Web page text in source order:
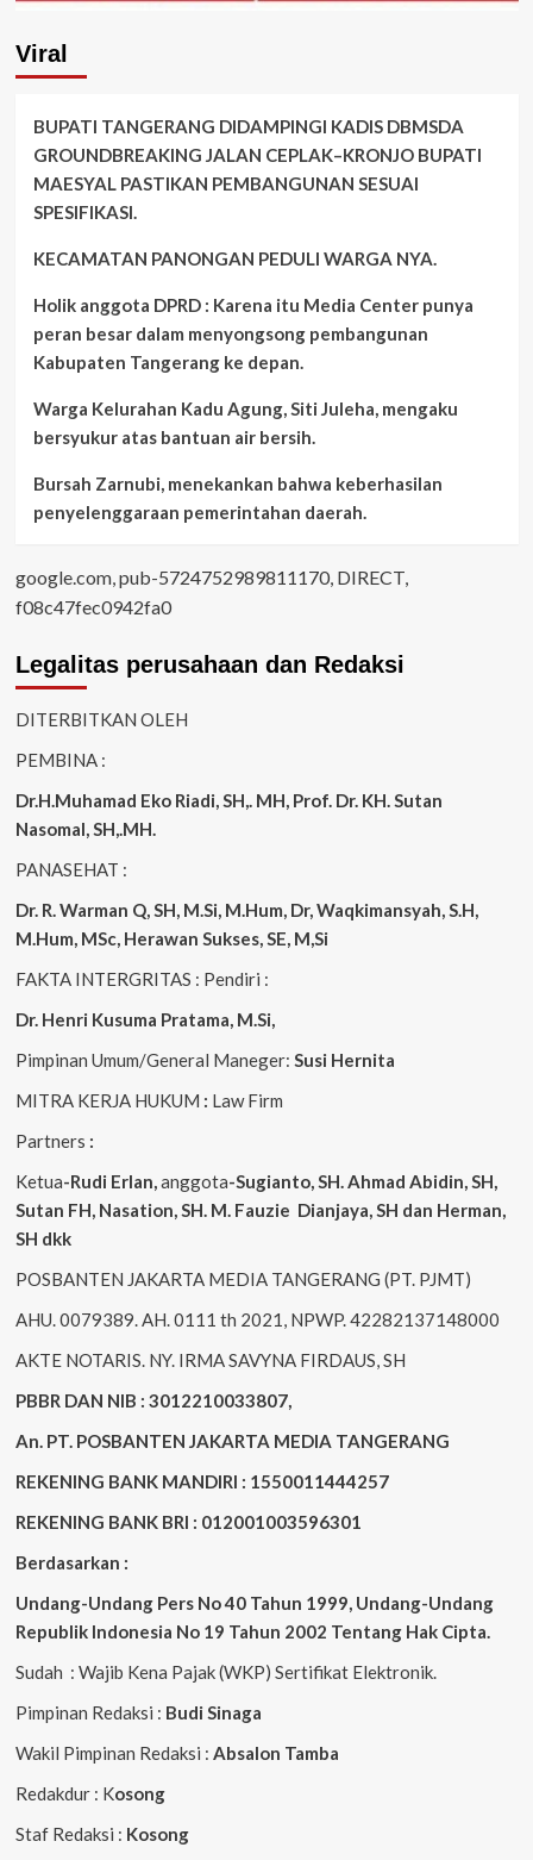
Viral
BUPATI TANGERANG DIDAMPINGI KADIS DBMSDA
GROUNDBREAKING JALAN CEPLAK–KRONJO BUPATI
MAESYAL PASTIKAN PEMBANGUNAN SESUAI
SPESIFIKASI.
KECAMATAN PANONGAN PEDULI WARGA NYA.
Holik anggota DPRD : Karena itu Media Center punya
peran besar dalam menyongsong pembangunan
Kabupaten Tangerang ke depan.
Warga Kelurahan Kadu Agung, Siti Juleha, mengaku
bersyukur atas bantuan air bersih.
Bursah Zarnubi, menekankan bahwa keberhasilan
penyelenggaraan pemerintahan daerah.
google.com, pub-5724752989811170, DIRECT,
f08c47fec0942fa0
Legalitas perusahaan dan Redaksi
DITERBITKAN OLEH
PEMBINA :
Dr.H.Muhamad Eko Riadi , SH,. MH , Prof. Dr. KH. Sutan
Nasomal, SH,.MH.
PANASEHAT :
Dr. R. Warman Q, SH, M.Si, M.Hum Dr, Waqkimansyah, S.H,
M.Hum, MSc, Herawan Sukses, SE, M,Si
FAKTA INTERGRITAS : Pendiri :
Dr. Henri Kusuma Pratama, M.Si
Pimpinan Umum/General Maneger: Susi Hernita
MITRA KERJA HUKUM : Law Firm
Partners :
Ketua-Rudi Erlan anggota-Sugianto, SH. Ahmad Abidin , SH,
Sutan FH, Nasation , SH. M. Fauzie Dianjaya , SH dan Herman,
SH dkk
POSBANTEN JAKARTA MEDIA TANGERANG (PT. PJMT)
AHU. 0079389. AH. 0111 th 2021, NPWP. 42282137148000
AKTE NOTARIS. NY. IRMA SAVYNA FIRDAUS, SH
PBBR DAN NIB : 3012210033807,
An. PT. POSBANTEN JAKARTA MEDIA TANGERANG
REKENING BANK MANDIRI : 1550011444257
REKENING BANK BRI : 012001003596301
Berdasarkan :
Undang-Undang Pers No 40 Tahun 1999, Undang-Undang
Republik Indonesia No 19 Tahun 2002 Tentang Hak Cipta
Sudah : Wajib Kena Pajak (WKP) Sertifikat Elektronik.
Pimpinan Redaksi : Budi Sinaga
Wakil Pimpinan Redaksi : Absalon Tamba
Redakdur : Kosong
Staf Redaksi : Kosong